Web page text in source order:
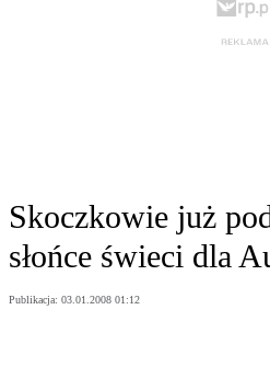
Skoczkowie już
słońce świeci dla
Publikacja: 03.01.2008 01:12